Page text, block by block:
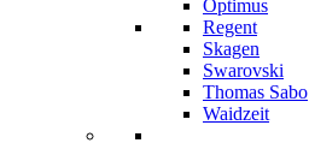
Optimus
Regent
Skagen
Swarovski
Thomas Sabo
Waidzeit